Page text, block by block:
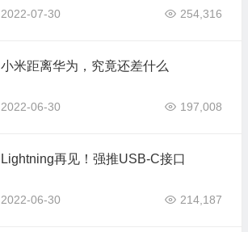
2022-07-30 254,316
小米距离华为，究竟还差什么
2022-06-30 197,008
Lightning再见！强推USB-C接口
2022-06-30 214,187